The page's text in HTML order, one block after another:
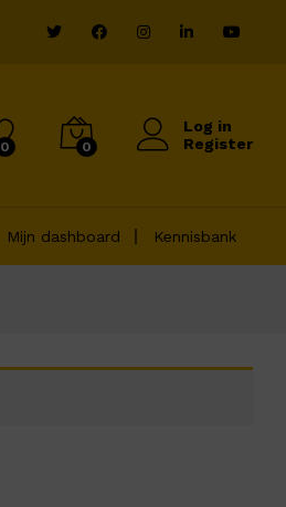
0 0
Log in
Register
Mijn dashboard Kennisbank